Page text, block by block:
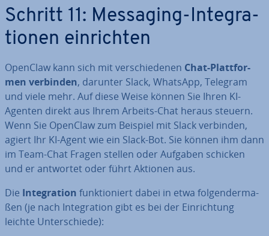
Schritt 11: Messaging-In­te­gra­
tio­nen ein­rich­ten
OpenClaw kann sich mit ver­schie­de­nen Chat-Platt­for­
men verbinden, darunter Slack, WhatsApp, Telegram
und viele mehr. Auf diese Weise können Sie Ihren KI-
Agenten direkt aus Ihrem Arbeits-Chat heraus steuern.
Wenn Sie OpenClaw zum Beispiel mit Slack verbinden,
agiert Ihr KI-Agent wie ein Slack-Bot. Sie können ihm dann
im Team-Chat Fragen stellen oder Aufgaben schicken
und er antwortet oder führt Aktionen aus.
Die In­te­gra­ti­on funk­tio­niert dabei in etwa fol­gen­der­ma­
ßen (je nach In­te­gra­ti­on gibt es bei der Ein­rich­tung
leichte Un­ter­schie­de):